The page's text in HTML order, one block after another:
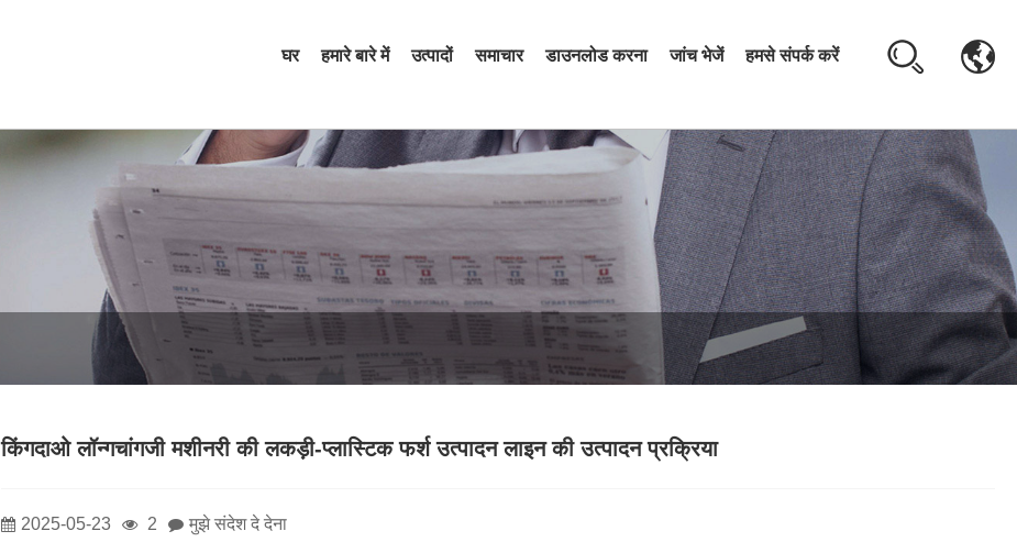
घर हमारे बारे में उत्पादों समाचार डाउनलोड करना जांच भेजें हमसे संपर्क करें
किंगदाओ लॉन्गचांगजी मशीनरी की लकड़ी-प्लास्टिक फर्श उत्पादन लाइन की उत्पादन प्रक्रिया
2025-05-23 2 मुझे संदेश दे देना